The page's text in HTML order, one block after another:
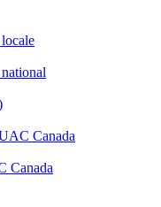
Canada
Canada